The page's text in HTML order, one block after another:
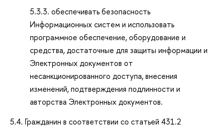
5.3.3. обеспечивать безопасность
Информационных систем и использовать
программное обеспечение, оборудование и
средства, достаточные для защиты информации и
Электронных документов от
несанкционированного доступа, внесения
изменений, подтверждения подлинности и
авторства Электронных документов.
5.4. Гражданин в соответствии со статьей 431.2